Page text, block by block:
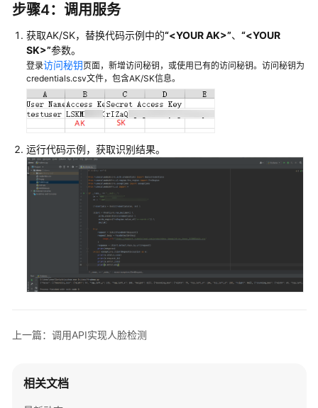
白
皮
书
资
支
区
域
步骤4：调用服务
获取AK/SK，替换代码示例中的“<YOUR AK>”、 “<YOUR
SK>”参数。
登录访问秘钥页面，新增访问秘钥，或使用已有的访问秘钥。访问秘钥为
credentials.csv文件，包含AK/SK信息。
运行代码示例，获取识别结果。
上一篇：调用API实现人脸检测
相关文档